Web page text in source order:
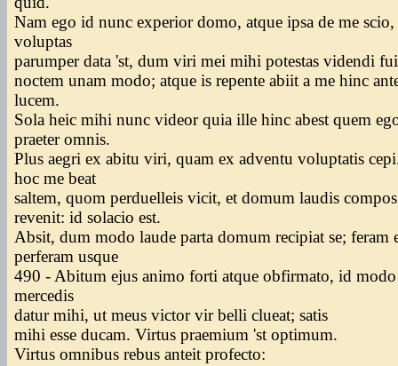
Nam ego id nunc experior domo, atque ipsa de me
voluptas
parumper data 'st, dum viri mei mihi potestas videndi
noctem unam modo; atque is repente abiit a me hinc
lucem.
Sola heic mihi nunc videor quia ille hinc abest quem
praeter omnis.
Plus aegri ex abitu viri, quam ex adventu voluptatis
hoc me beat
saltem, quom perduelleis vicit, et domum laudis compos
revenit: id solacio est.
Absit, dum modo laude parta domum recipiat se; feram
perferam usque
490 - Abitum ejus animo forti atque obfirmato, id
mercedis
datur mihi, ut meus victor vir belli clueat; satis
mihi esse ducam. Virtus praemium 'st optimum.
Virtus omnibus rebus anteit profecto: